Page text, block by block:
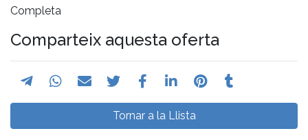
Completa
Comparteix aquesta oferta
Tornar a la Llista